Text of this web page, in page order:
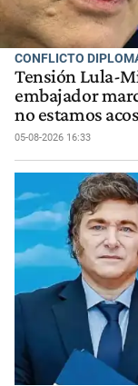
CONFLICTO
Tensión Lula-
embajador
no estamos
05-08-2026 16:33